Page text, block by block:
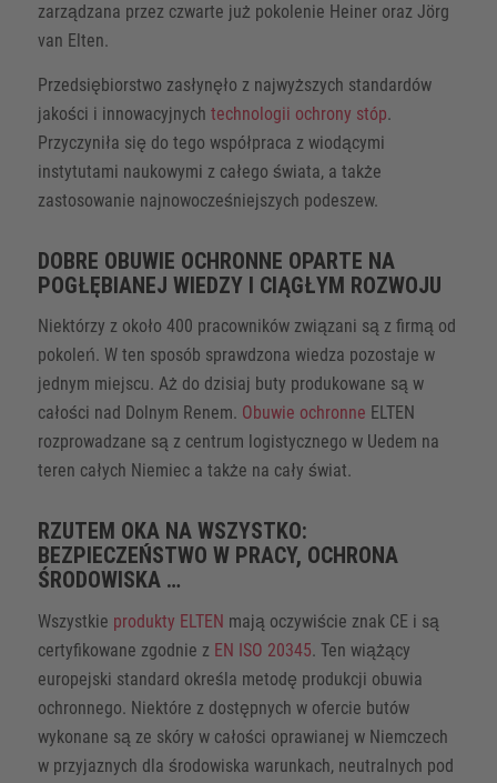
zarządzana przez czwarte już pokolenie Heiner oraz Jörg
van Elten.
Przedsiębiorstwo zasłynęło z najwyższych standardów
jakości i innowacyjnych technologii ochrony stóp.
Przyczyniła się do tego współpraca z wiodącymi
instytutami naukowymi z całego świata, a także
zastosowanie najnowocześniejszych podeszew.
DOBRE OBUWIE OCHRONNE OPARTE NA
POGŁĘBIANEJ WIEDZY I CIĄGŁYM ROZWOJU
Niektórzy z około 400 pracowników związani są z firmą od
pokoleń. W ten sposób sprawdzona wiedza pozostaje w
jednym miejscu. Aż do dzisiaj buty produkowane są w
całości nad Dolnym Renem. Obuwie ochronne ELTEN
rozprowadzane są z centrum logistycznego w Uedem na
teren całych Niemiec a także na cały świat.
RZUTEM OKA NA WSZYSTKO:
BEZPIECZEŃSTWO W PRACY, OCHRONA
ŚRODOWISKA …
Wszystkie produkty ELTEN mają oczywiście znak CE i są
certyfikowane zgodnie z EN ISO 20345. Ten wiążący
europejski standard określa metodę produkcji obuwia
ochronnego. Niektóre z dostępnych w ofercie butów
wykonane są ze skóry w całości oprawianej w Niemczech
w przyjaznych dla środowiska warunkach, neutralnych pod